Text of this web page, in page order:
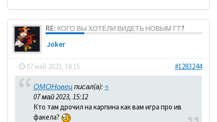
RE: КОГО ВЫ ХОТЕЛИ ВИДЕТЬ НОВЫМ ГТ?
Joker
- 07 май 2023, 18:15 #1283244
ОМОНовец писал(а): ↑
07 май 2023, 15:12
Кто там дрочил на карпина как вам игра про ив
факела?